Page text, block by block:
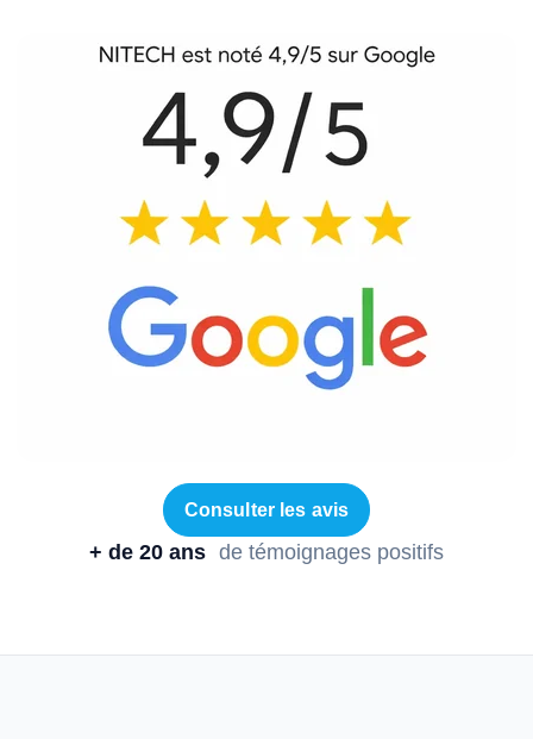
Consulter les avis
+ de 20 ans de témoignages positifs